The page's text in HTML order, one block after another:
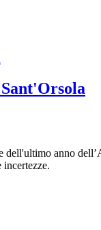
anno